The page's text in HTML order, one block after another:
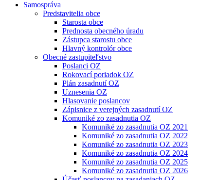
Samospráva
Predstavitelia obce
Starosta obce
Prednosta obecného úradu
Zástupca starostu obce
Hlavný kontrolór obce
Obecné zastupiteľstvo
Poslanci OZ
Rokovací poriadok OZ
Plán zasadnutí OZ
Uznesenia OZ
Hlasovanie poslancov
Zápisnice z verejných zasadnutí OZ
Komuniké zo zasadnutia OZ
Komuniké zo zasadnutia OZ 2021
Komuniké zo zasadnutia OZ 2022
Komuniké zo zasadnutia OZ 2023
Komuniké zo zasadnutia OZ 2024
Komuniké zo zasadnutia OZ 2025
Komuniké zo zasadnutia OZ 2026